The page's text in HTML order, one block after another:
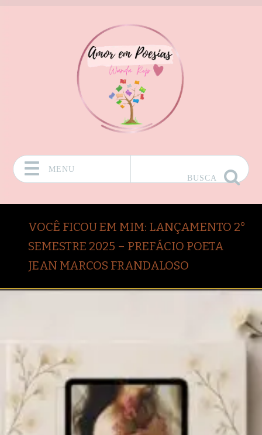
MENU
BUSCA
VOCÊ FICOU EM MIM: LANÇAMENTO 2°
SEMESTRE 2025 – PREFÁCIO POETA
JEAN MARCOS FRANDALOSO